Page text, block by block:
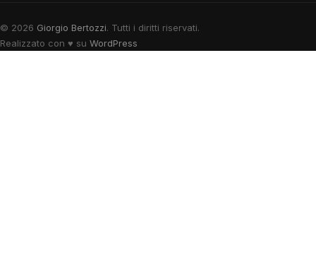
© 2026 Giorgio Bertozzi. Tutti i diritti riservati.
Realizzato con ♥ su WordPress